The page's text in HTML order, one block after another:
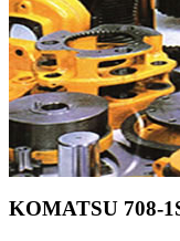
KOMATSU 708-